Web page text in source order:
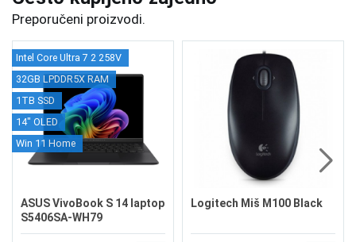
Preporučeni proizvodi.
Intel Core Ultra 7 2 258V
32GB LPDDR5X RAM
1TB SSD
14" OLED
Win 11 Home
ASUS VivoBook S 14 laptop
S5406SA-WH79
Logitech Miš M100 Black